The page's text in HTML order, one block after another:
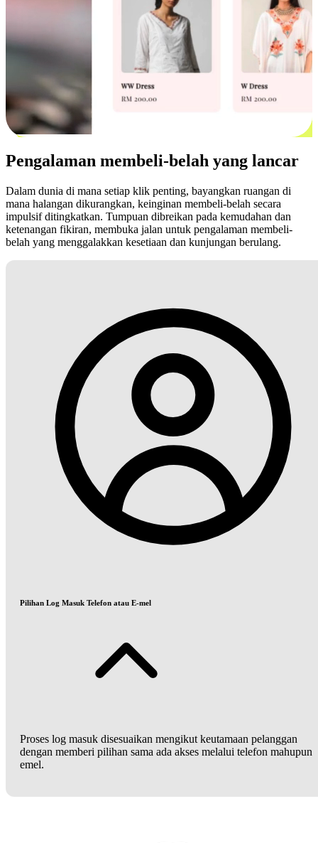
Pengalaman membeli-belah yang lancar
Dalam dunia di mana setiap klik penting, bayangkan ruangan di
mana halangan dikurangkan, keinginan membeli-belah secara
impulsif ditingkatkan. Tumpuan dibreikan pada kemudahan dan
ketenangan fikiran, membuka jalan untuk pengalaman membeli-
belah yang menggalakkan kesetiaan dan kunjungan berulang.
Pilihan Log Masuk Telefon atau E-mel
Proses log masuk disesuaikan mengikut keutamaan pelanggan
dengan memberi pilihan sama ada akses melalui telefon mahupun
emel.